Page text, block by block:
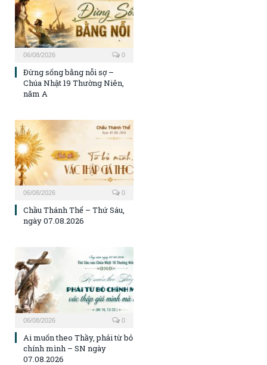
06/08/2026 0
Đừng sống bằng nỗi sợ –
Chúa Nhật 19 Thường Niên,
năm A
06/08/2026 0
Chầu Thánh Thể – Thứ Sáu,
ngày 07.08.2026
06/08/2026 0
Ai muốn theo Thầy, phải từ bỏ
chính mình – SN ngày
07.08.2026